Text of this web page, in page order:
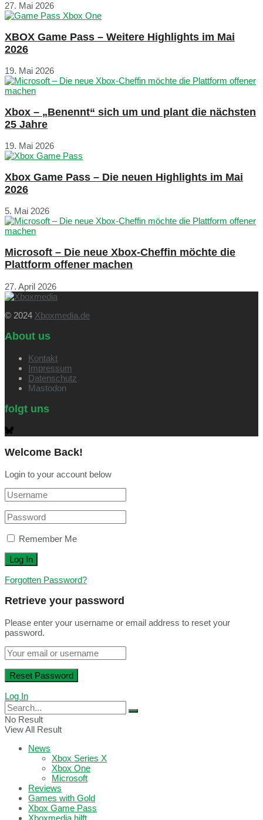
27. Mai 2026
XBOX Game Pass – Weitere Highlights im Mai
2026
19. Mai 2026
Xbox – „Benennt“ sich um und plant die nächsten
25 Jahre
19. Mai 2026
Xbox Game Pass – Die neuen Highlights im Mai
2026
5. Mai 2026
Microsoft – Die neue Xbox-Cheffin möchte die
Plattform offener machen
27. April 2026
© 2024 Xboxmedia.de
About us
Kontakt
Impressum
Datenschutz
Mastodon
folgt uns
Welcome Back!
Login to your account below
Remember Me
Forgotten Password?
Retrieve your password
Please enter your username or email address to reset your
password.
Log In
No Result
View All Result
News
Xbox Series X
Xbox One
Microsoft
Reviews
Games with Gold
Xbox Game Pass
Xboxmedia hilft